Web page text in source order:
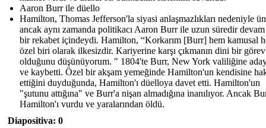
Aaron Burr ile düello
Hamilton, Thomas Jefferson'la siyasi anlaşmazlıkları nedeniyle
ancak aynı zamanda politikacı Aaron Burr ile uzun süredir
bir rekabet içindeydi. Hamilton, “Korkarım [Burr] hem kamusal
özel biri olarak ilkesizdir. Kariyerine karşı çıkmanın dini bir görev
olduğunu düşünüyorum. " 1804'te Burr, New York valiliğine
ve kaybetti. Özel bir akşam yemeğinde Hamilton'un kendisine
ettiğini duyduğunda, Hamilton'ı düelloya davet etti. Hamilton'un
"şutunu attığına" ve Burr'a nişan almadığına inanılıyor. Ancak
Hamilton'ı vurdu ve yaralarından öldü.
Diapositiva: 0